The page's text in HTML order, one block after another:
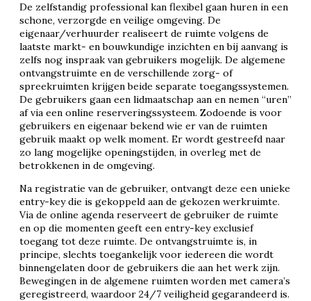
De zelfstandig professional kan flexibel gaan huren in een
schone, verzorgde en veilige omgeving. De
eigenaar/verhuurder realiseert de ruimte volgens de
laatste markt- en bouwkundige inzichten en bij aanvang is
zelfs nog inspraak van gebruikers mogelijk. De algemene
ontvangstruimte en de verschillende zorg- of
spreekruimten krijgen beide separate toegangssystemen.
De gebruikers gaan een lidmaatschap aan en nemen “uren”
af via een online reserveringssysteem. Zodoende is voor
gebruikers en eigenaar bekend wie er van de ruimten
gebruik maakt op welk moment. Er wordt gestreefd naar
zo lang mogelijke openingstijden, in overleg met de
betrokkenen in de omgeving.
Na registratie van de gebruiker, ontvangt deze een unieke
entry-key die is gekoppeld aan de gekozen werkruimte.
Via de online agenda reserveert de gebruiker de ruimte
en op die momenten geeft een entry-key exclusief
toegang tot deze ruimte. De ontvangstruimte is, in
principe, slechts toegankelijk voor iedereen die wordt
binnengelaten door de gebruikers die aan het werk zijn.
Bewegingen in de algemene ruimten worden met camera’s
geregistreerd, waardoor 24/7 veiligheid gegarandeerd is.